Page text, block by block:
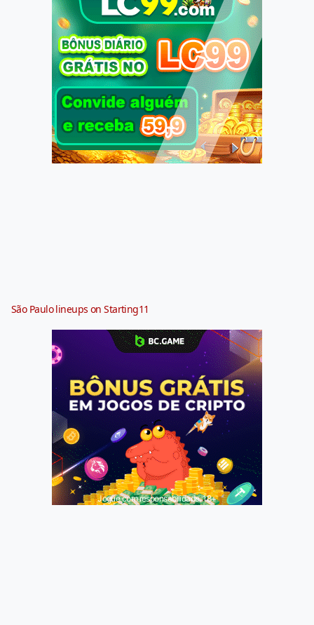
São Paulo lineups on Starting11
Jogue com responsabilidade. 18+